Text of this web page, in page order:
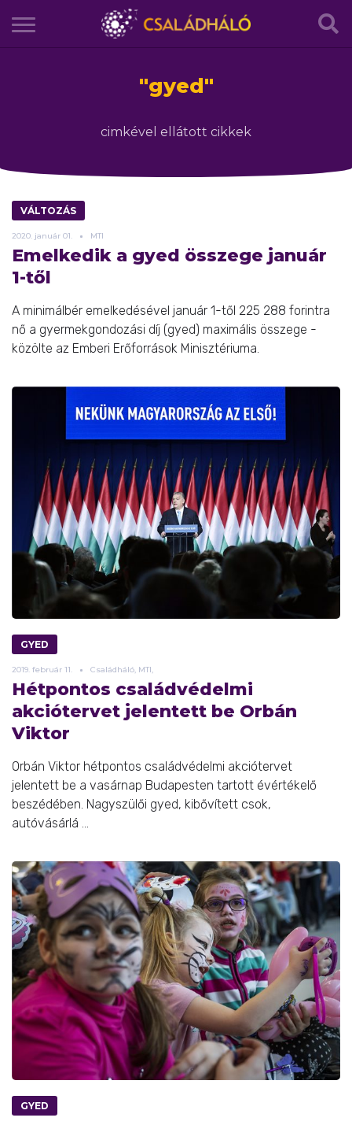
"gyed"
cimkével ellátott cikkek
VÁLTOZÁS
2020. január 01. MTI
Emelkedik a gyed összege január
1-től
A minimálbér emelkedésével január 1-től 225 288 forintra
nő a gyermekgondozási díj (gyed) maximális összege -
közölte az Emberi Erőforrások Minisztériuma.
GYED
2019. február 11. Családháló, MTI,
Hétpontos családvédelmi
akciótervet jelentett be Orbán
Viktor
Orbán Viktor hétpontos családvédelmi akciótervet
jelentett be a vasárnap Budapesten tartott évértékelő
beszédében. Nagyszülői gyed, kibővített csok,
autóvásárlá ...
GYED